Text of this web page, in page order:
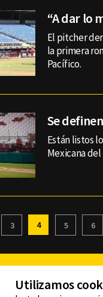
“A dar lo
El pitcher
la primera
Pacífico.
Se
Están listos
Mexicana del
3 4 5 6
Utilizamos